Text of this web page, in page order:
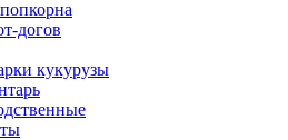
догов
кукурузы